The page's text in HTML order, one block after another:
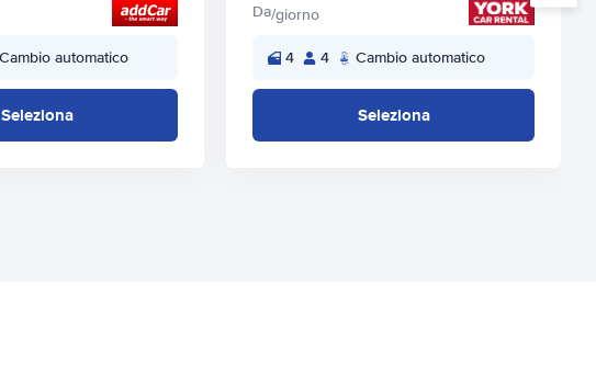
Cambio automatico
Seleziona
Da/giorno
4 4 Cambio automatico
Seleziona